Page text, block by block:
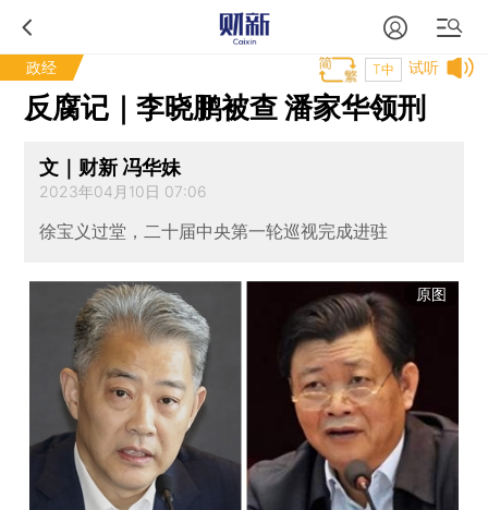
政经 试听
T中
反腐记｜李晓鹏被查 潘家华领刑
文｜财新 冯华妹
2023年04月10日 07:06
徐宝义过堂，二十届中央第一轮巡视完成进驻
原图